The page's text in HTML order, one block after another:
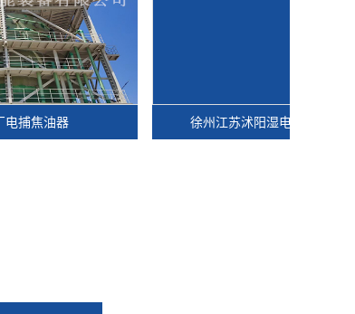
器 徐州江苏沭阳湿电除尘器工地现场